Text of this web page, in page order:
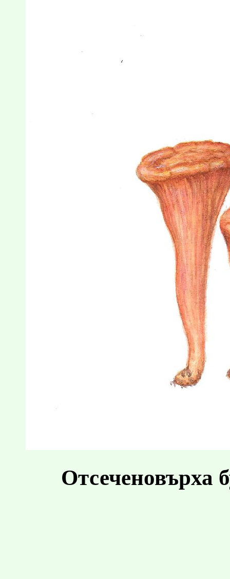
Отсеченовърха